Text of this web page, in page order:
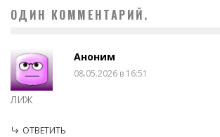
ОДИН КОММЕНТАРИЙ.
Аноним
08.05.2026 в 16:51
ЛИЖ
ОТВЕТИТЬ